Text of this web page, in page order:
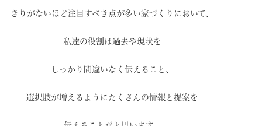
きりがないほど注目すべき点が多い家づくりにおいて、
私達の役割は過去や現状を
しっかり間違いなく伝えること、
選択肢が増えるように たくさんの情報と提案を